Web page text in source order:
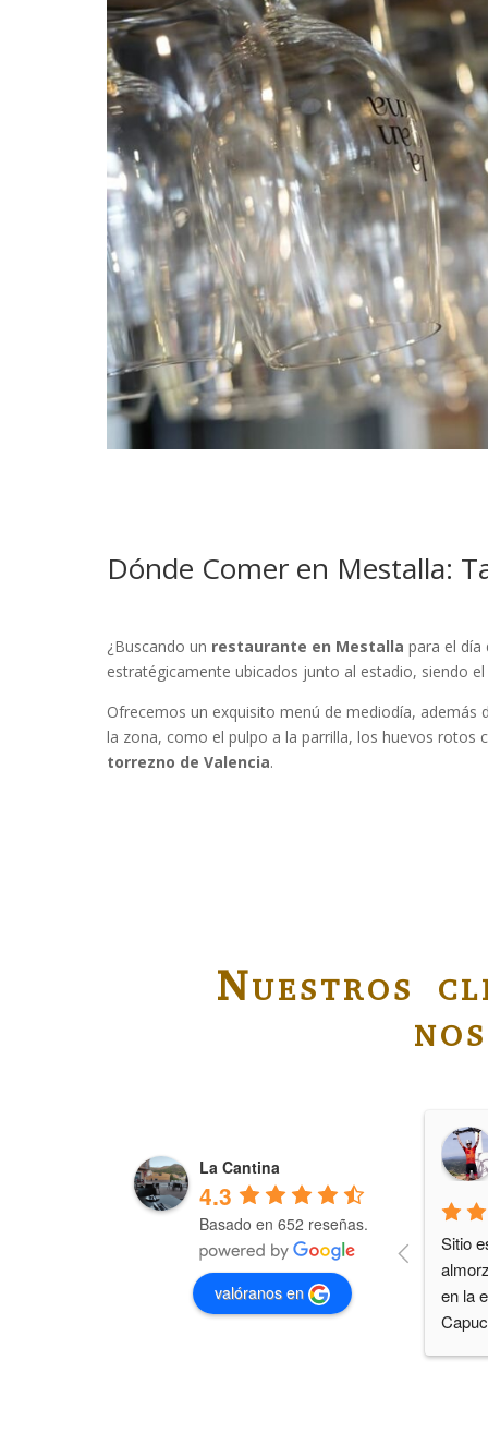
Dónde Comer en Mestalla:
¿Buscando un restaurante en Mestalla para el día
estratégicamente ubicados junto al estadio, siendo
Ofrecemos un exquisito menú de mediodía, además
la zona, como el pulpo a la parrilla, los huevos
torrezno de Valencia.
Nuestros
La Cantina
4.3
Basado en 652 reseñas.
valóranos en
3 years ago
El servicio rápido y amable.
La comida, en especial las
patatas bravas muy buena.
Entre tres personas nos
Sitio
en la